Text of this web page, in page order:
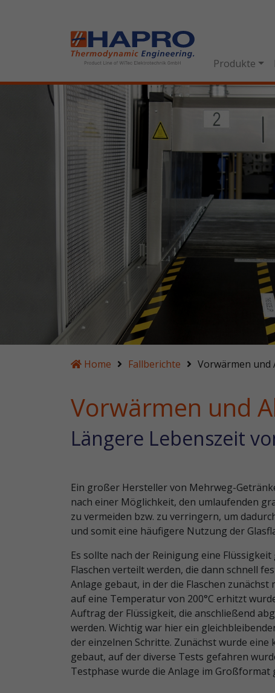
Produkte
Home Fallberichte Vorwärmen und
Vorwärmen und
Längere Lebenszeit
Ein großer Hersteller von Mehrweg-
nach einer Möglichkeit, den umlaufenden
zu vermeiden bzw. zu verringern, um
und somit eine häufigere Nutzung der
Es sollte nach der Reinigung eine
Flaschen verteilt werden, die dann schnell
Anlage gebaut, in der die Flaschen
auf eine Temperatur von 200°C erhitzt
Auftrag der Flüssigkeit, die anschließend
werden. Wichtig war hier ein
der einzelnen Schritte. Zunächst wurde eine
gebaut, auf der diverse Tests gefahren
Testphase wurde die Anlage im Großformat